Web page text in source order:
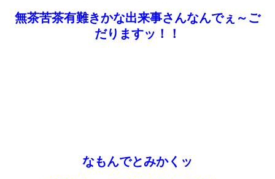
無茶苦茶有難きかな出来事さんなんでぇ～ご
だりますッ！！
なもんでとみかくッ